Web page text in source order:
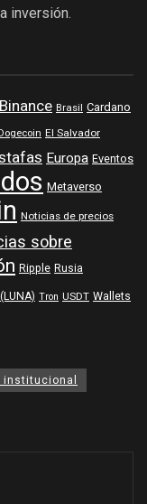
inversión.
Binance Brasil Cardano
El Salvador
Europa Eventos
Metaverso
Noticias de precios
sobre
Ripple Rusia
Tron USDT Wallets
institucional